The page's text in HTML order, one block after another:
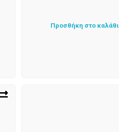
Προσθήκη στο καλάθι